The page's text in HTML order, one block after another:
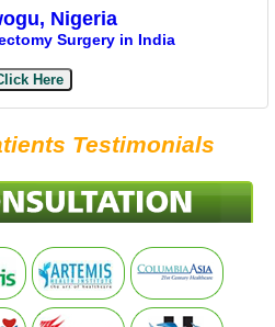
Nigeria
Surgery in India
Here
Testimonials